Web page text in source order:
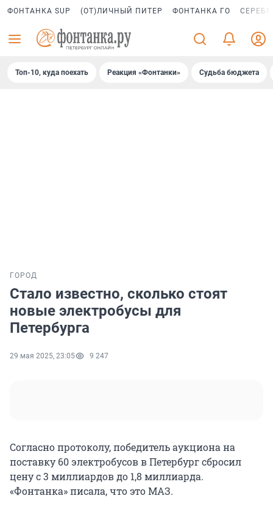
ФОНТАНКА SUP (ОТ)ЛИЧНЫЙ ПИТЕР ФОНТАНКА ГО
Топ-10, куда поехать Реакция «Фонтанки» Судьба бюджета
ГОРОД
Стало известно, сколько стоят
новые электробусы для
Петербурга
29 мая 2025, 23:05 9 247
Согласно протоколу, победитель аукциона на
поставку 60 электробусов в Петербург сбросил
цену с 3 миллиардов до 1,8 миллиарда.
«Фонтанка» писала, что это МАЗ.